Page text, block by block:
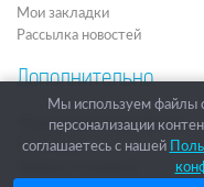
Мои закладки
Рассылка новостей
Дополнительно
Подарочные сертификаты
Партнёры
Мы используем файлы
персонализации
соглашаетесь с нашей